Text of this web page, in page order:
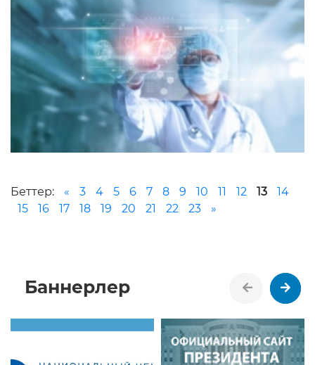
Беттер: « 3 4 5 6 7 8 9 10 11 12 13
14
15
16 17 18 19 20 21 22 23 »
Баннерлер